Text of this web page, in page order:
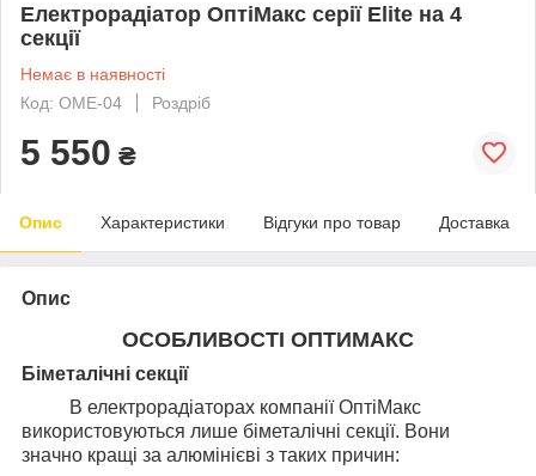
Електрорадіатор ОптіМакс серії Elite на 4
секції
Немає в наявності
Код: OME-04
Роздріб
5 550 ₴
Опис Характеристики Відгуки про товар Доставка
Опис
ОСОБЛИВОСТІ ОПТИМАКС
Біметалічні секції
В електрорадіаторах компанії ОптіМакс
використовуються лише біметалічні секції. Вони
значно кращі за алюмінієві з таких причин: